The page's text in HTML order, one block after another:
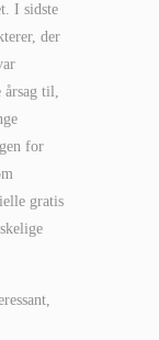
I sidste
der
årsag til,
for
gratis